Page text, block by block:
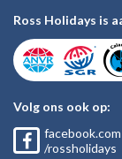
Ross Holidays is
Volg ons ook op:
facebook.com
/rossholidays